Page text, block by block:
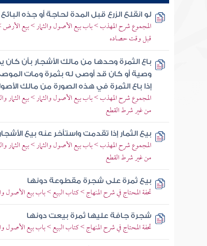
لو انقلع الزرع قبل المدة لحاجة أو جذه
المجموع شرح المهذب > باب بيع الأصول والثمار > بيع الأرض >
قبل وقت حصاده
باع الثمرة وحدها من مالك الأشجار بأن
وصية أو كان قد أوصى له بثمرة ومات
إذا باع الثمرة في هذه الصورة من مالك
المجموع شرح المهذب > باب بيع الأصول والثمار > بيع الثمار
من غير شرط القطع
بيع الثمار إذا تقدمت واستأخر عنه بيع الأشجار
المجموع شرح المهذب > باب بيع الأصول والثمار > بيع الثمار
من غير شرط القطع
بيع ثمرة على شجرة مقطوعة دونها
تحفة المحتاج في شرح المنهاج > كتاب البيع > باب بيع الأصول
شجرة جافة عليها ثمرة بيعت دونها
تحفة المحتاج في شرح المنهاج > كتاب البيع > باب بيع الأصول